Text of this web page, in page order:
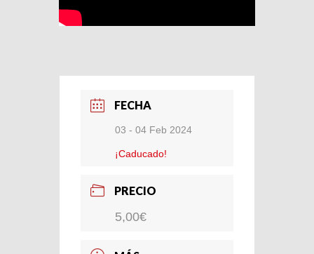
FECHA
03 - 04 Feb 2024
¡Caducado!
PRECIO
5,00€